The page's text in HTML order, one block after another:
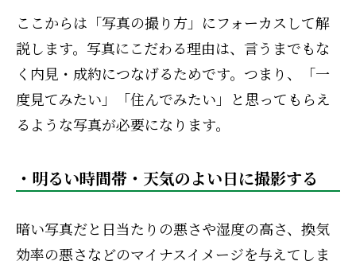
ここからは「写真の撮り方」にフォーカスして解
説します。写真にこだわる理由は、言うまでもな
く内見・成約につなげるためです。つまり、「一
度見てみたい」「住んでみたい」と思ってもらえ
るような写真が必要になります。
・明るい時間帯・天気のよい日に撮影する
暗い写真だと日当たりの悪さや湿度の高さ、換気
効率の悪さなどのマイナスイメージを与えてしま